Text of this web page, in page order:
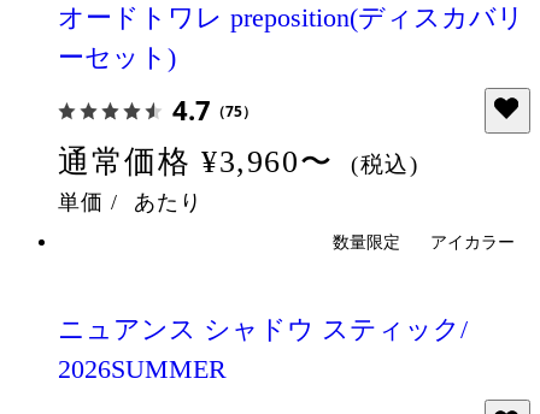
オードトワレ preposition(ディスカバリ
ーセット)
4.7 （75）
通常価格 ¥3,960〜 (税込)
単価 / あたり
数量限定 アイカラー
ニュアンス シャドウ スティック/
2026SUMMER